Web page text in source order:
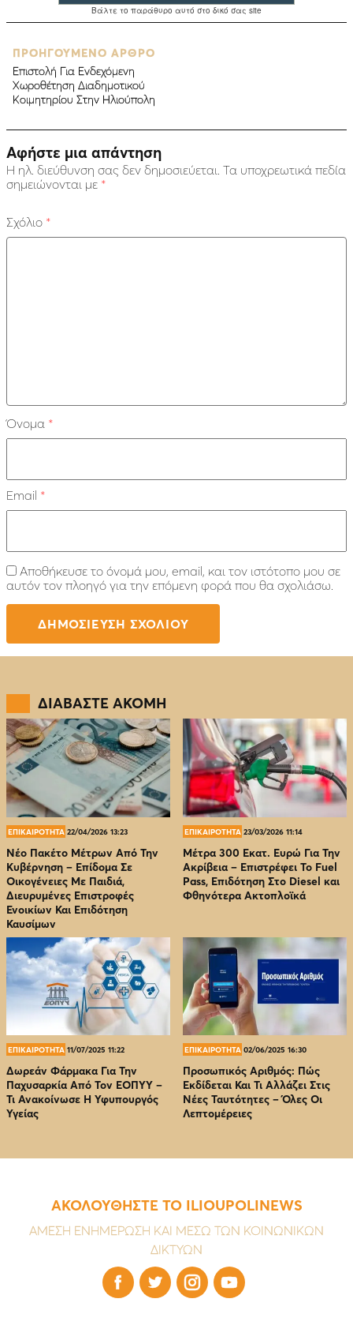
ΠΡΟΗΓΟΥΜΕΝΟ ΑΡΘΡΟ
Επιστολή Για Ενδεχόμενη
Χωροθέτηση Διαδημοτικού
Κοιμητηρίου Στην Ηλιούπολη
Αφήστε μια απάντηση
Η ηλ. διεύθυνση σας δεν δημοσιεύεται. Τα υποχρεωτικά πεδία
σημειώνονται με *
Σχόλιο *
Όνομα *
Email *
Αποθήκευσε το όνομά μου, email, και τον ιστότοπο μου σε
αυτόν τον πλοηγό για την επόμενη φορά που θα σχολιάσω.
ΔΙΑΒΑΣΤΕ ΑΚΟΜΗ
ΕΠΙΚΑΙΡΟΤΗΤΑ 22/04/2026 13:23
Νέο Πακέτο Μέτρων Από Την
Κυβέρνηση – Επίδομα Σε
Οικογένειες Με Παιδιά,
Διευρυμένες Επιστροφές
Ενοικίων Και Επιδότηση
Καυσίμων
ΕΠΙΚΑΙΡΟΤΗΤΑ 23/03/2026 11:14
Μέτρα 300 Εκατ. Ευρώ Για Την
Ακρίβεια – Επιστρέφει Το Fuel
Pass, Επιδότηση Στο Diesel και
Φθηνότερα Ακτοπλοϊκά
ΕΠΙΚΑΙΡΟΤΗΤΑ 11/07/2025 11:22
Δωρεάν Φάρμακα Για Την
Παχυσαρκία Από Τον EOΠΥΥ –
Τι Ανακοίνωσε Η Υφυπουργός
Υγείας
ΕΠΙΚΑΙΡΟΤΗΤΑ 02/06/2025 16:30
Προσωπικός Αριθμός: Πώς
Εκδίδεται Και Τι Αλλάζει Στις
Νέες Ταυτότητες – Όλες Οι
Λεπτομέρειες
ΑΚΟΛΟΥΘΗΣΤΕ ΤΟ ILIOUPOLINEWS
ΑΜΕΣΗ ΕΝΗΜΕΡΩΣΗ ΚΑΙ ΜΕΣΩ ΤΩΝ ΚΟΙΝΩΝΙΚΩΝ
ΔΙΚΤΥΩΝ
   